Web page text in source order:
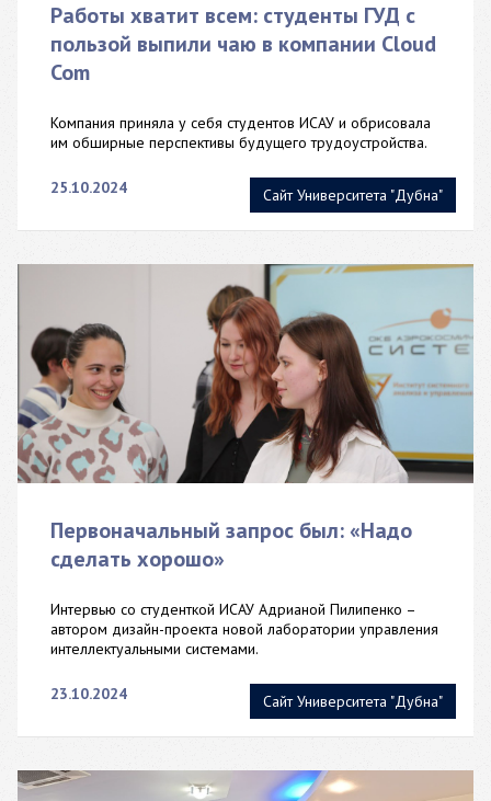
Сайт Университета "Дубна"
Работы хватит всем: студенты ГУД с
пользой выпили чаю в компании Cloud
Com
Компания приняла у себя студентов ИСАУ и обрисовала
им обширные перспективы будущего трудоустройства.
25.10.2024
Сайт Университета "Дубна"
Первоначальный запрос был: «Надо
сделать хорошо»
Интервью со студенткой ИСАУ Адрианой Пилипенко –
автором дизайн-проекта новой лаборатории управления
интеллектуальными системами.
23.10.2024